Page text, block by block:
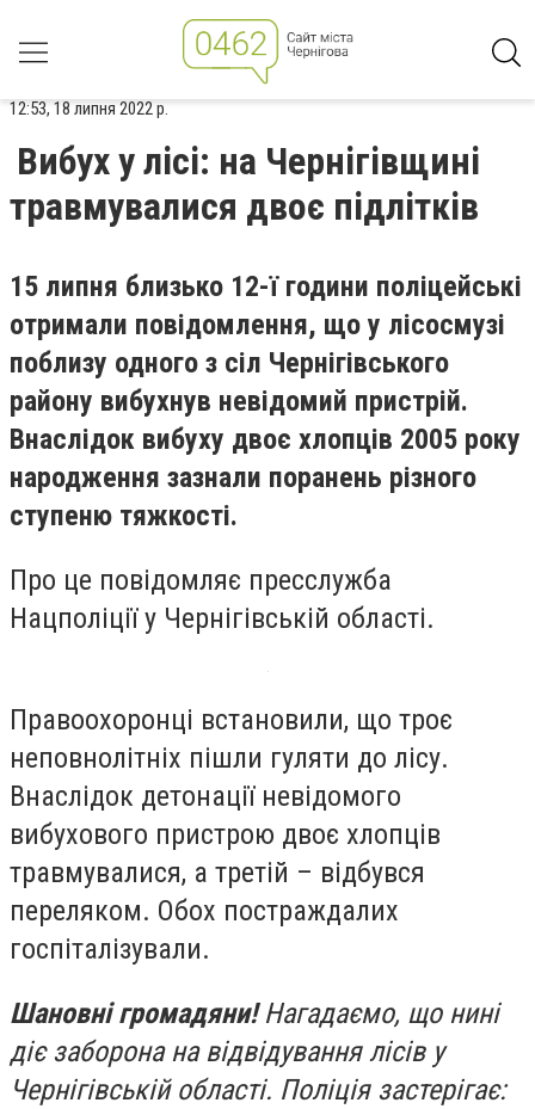
12:53, 18 липня 2022 р.
Вибух у лісі: на Чернігівщині
травмувалися двоє підлітків
15 липня близько 12-ї години поліцейські
отримали повідомлення, що у лісосмузі
поблизу одного з сіл Чернігівського
району вибухнув невідомий пристрій.
Внаслідок вибуху двоє хлопців 2005 року
народження зазнали поранень різного
ступеню тяжкості.
Про це повідомляє пресслужба
Нацполіції у Чернігівській області.
Правоохоронці встановили, що троє
неповнолітніх пішли гуляти до лісу.
Внаслідок детонації невідомого
вибухового пристрою двоє хлопців
травмувалися, а третій – відбувся
переляком. Обох постраждалих
госпіталізували.
Шановні громадяни!Нагадаємо, що нині
діє заборона на відвідування лісів у
Чернігівській області. Поліція застерігає: